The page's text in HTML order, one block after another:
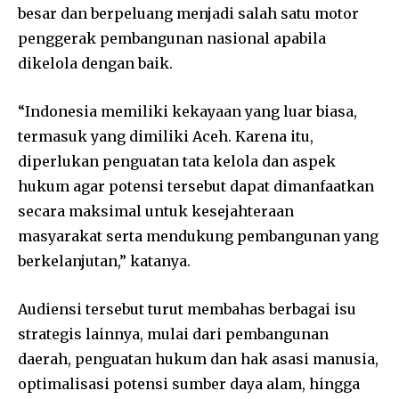
besar dan berpeluang menjadi salah satu motor
penggerak pembangunan nasional apabila
dikelola dengan baik.
“Indonesia memiliki kekayaan yang luar biasa,
termasuk yang dimiliki Aceh. Karena itu,
diperlukan penguatan tata kelola dan aspek
hukum agar potensi tersebut dapat dimanfaatkan
secara maksimal untuk kesejahteraan
masyarakat serta mendukung pembangunan yang
berkelanjutan,” katanya.
Audiensi tersebut turut membahas berbagai isu
strategis lainnya, mulai dari pembangunan
daerah, penguatan hukum dan hak asasi manusia,
optimalisasi potensi sumber daya alam, hingga